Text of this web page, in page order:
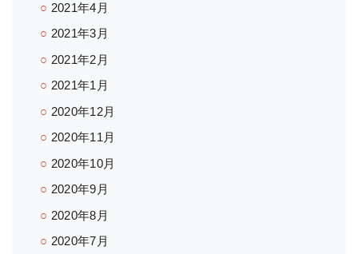
2021年4月
2021年3月
2021年2月
2021年1月
2020年12月
2020年11月
2020年10月
2020年9月
2020年8月
2020年7月